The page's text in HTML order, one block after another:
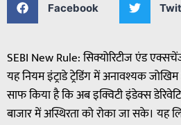
Facebook
SEBI New Rule: सिक्योरिटीज एंड
यह नियम इंट्राडे ट्रेडिंग में अनावश्यक
साफ किया है कि अब इक्विटी इंडेक्स
बाजार में अस्थिरता को रोका जा सके। यह